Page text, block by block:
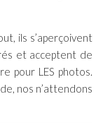
ils s’aperçoivent
et acceptent de
pour LES photos.
nos n’attendons